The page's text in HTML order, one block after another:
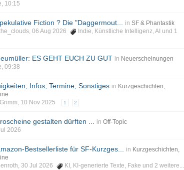
10:15
Fiction ? Die "Daggermout... in SF & Phantastik
06 Aug 2026
Indie, Künstliche Intelligenz,AI und 1
ES GEHT EUCH ZU GUT in Neuerscheinungen
09:38
Infos, Termine, Sonstiges in Kurzgeschichten,
10 Nov 2025
1 2
gestalten dürften ... in Off-Topic
2026
Bestsellerliste für SF-Kurzges... in Kurzgeschichten,
30 Jul 2026
KI , KI-generierte Texte, Fake und 2 weitere...